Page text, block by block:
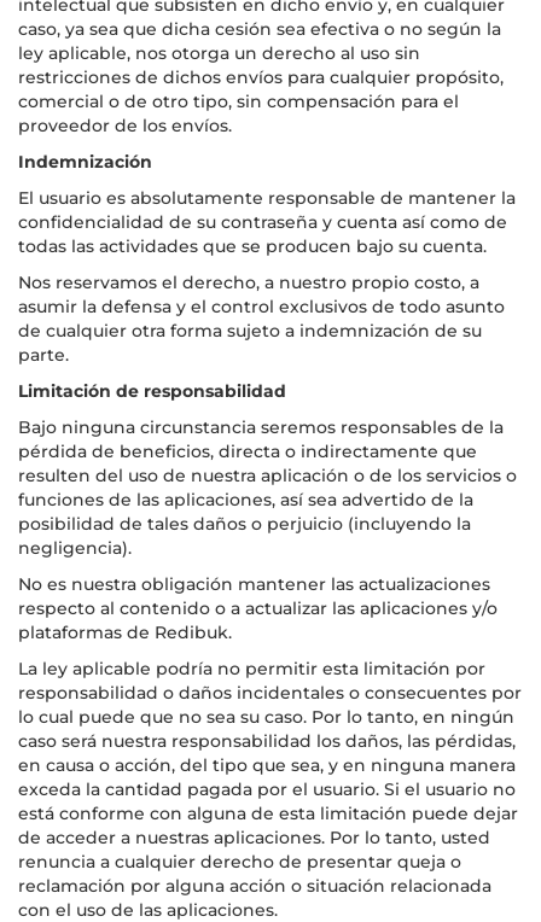
intelectual que subsisten en dicho envío y, en cualquier
caso, ya sea que dicha cesión sea efectiva o no según la
ley aplicable, nos otorga un derecho al uso sin
restricciones de dichos envíos para cualquier propósito,
comercial o de otro tipo, sin compensación para el
proveedor de los envíos.
Indemnización
El usuario es absolutamente responsable de mantener la
confidencialidad de su contraseña y cuenta así como de
todas las actividades que se producen bajo su cuenta.
Nos reservamos el derecho, a nuestro propio costo, a
asumir la defensa y el control exclusivos de todo asunto
de cualquier otra forma sujeto a indemnización de su
parte.
Limitación de responsabilidad
Bajo ninguna circunstancia seremos responsables de la
pérdida de beneficios, directa o indirectamente que
resulten del uso de nuestra aplicación o de los servicios o
funciones de las aplicaciones, así sea advertido de la
posibilidad de tales daños o perjuicio (incluyendo la
negligencia).
No es nuestra obligación mantener las actualizaciones
respecto al contenido o a actualizar las aplicaciones y/o
plataformas de Redibuk.
La ley aplicable podría no permitir esta limitación por
responsabilidad o daños incidentales o consecuentes por
lo cual puede que no sea su caso. Por lo tanto, en ningún
caso será nuestra responsabilidad los daños, las pérdidas,
en causa o acción, del tipo que sea, y en ninguna manera
exceda la cantidad pagada por el usuario. Si el usuario no
está conforme con alguna de esta limitación puede dejar
de acceder a nuestras aplicaciones. Por lo tanto, usted
renuncia a cualquier derecho de presentar queja o
reclamación por alguna acción o situación relacionada
con el uso de las aplicaciones.